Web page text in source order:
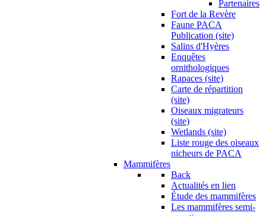
Partenaires
Fort de la Revère
Faune PACA
Publication (site)
Salins d'Hyères
Enquêtes
ornithologiques
Rapaces (site)
Carte de répartition
(site)
Oiseaux migrateurs
(site)
Wetlands (site)
Liste rouge des oiseaux
nicheurs de PACA
Mammifères
Back
Actualités en lien
Étude des mammifères
Les mammifères semi-